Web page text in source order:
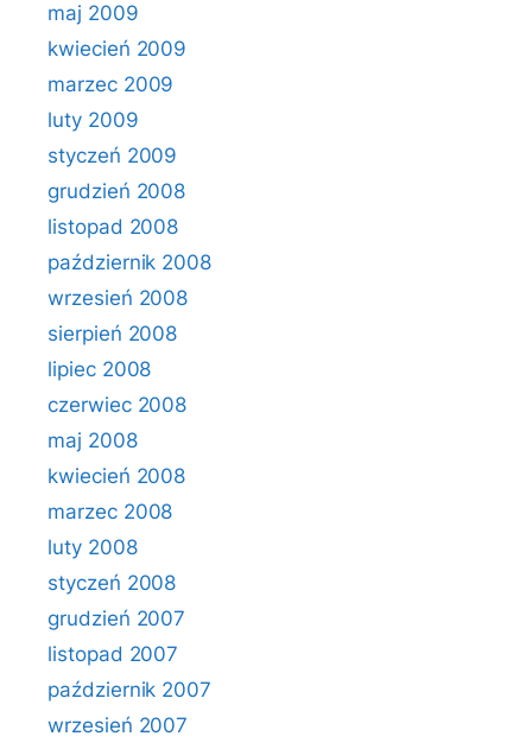
maj 2009
kwiecień 2009
marzec 2009
luty 2009
styczeń 2009
grudzień 2008
listopad 2008
październik 2008
wrzesień 2008
sierpień 2008
lipiec 2008
czerwiec 2008
maj 2008
kwiecień 2008
marzec 2008
luty 2008
styczeń 2008
grudzień 2007
listopad 2007
październik 2007
wrzesień 2007